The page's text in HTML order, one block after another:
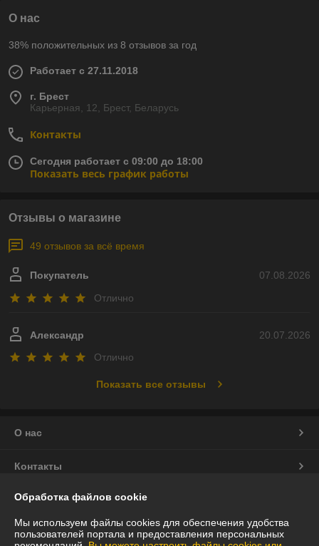
О нас
38% положительных из 8 отзывов за год
Работает с 27.11.2018
г. Брест
Карьерная, 12, Брест, Беларусь
Контакты
Сегодня работает с 09:00 до 18:00
Показать весь график работы
Отзывы о магазине
49 отзывов за всё время
07.08.2026
Покупатель
Отлично
20.07.2026
Александр
Отлично
Показать все отзывы
О нас
Контакты
Доставка и оплата
График работы
Обработка файлов cookie
Мы используем файлы cookies для обеспечения удобства
пользователей портала и предоставления персональных